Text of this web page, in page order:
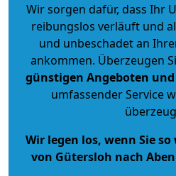
Wir sorgen dafür, dass Ihr
reibungslos verläuft und
und unbeschadet an
ankommen. Überzeugen
günstigen Angeboten
umfassender Service
Wir legen los, wenn Sie
von Gütersloh nach